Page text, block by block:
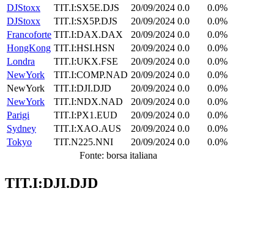
DJStoxx
TIT.I:SX5E.DJS 20/09/2024 0.0
0.0%
DJStoxx
TIT.I:SX5P.DJS 20/09/2024 0.0
0.0%
Francoforte TIT.I:DAX.DAX 20/09/2024 0.0
0.0%
HongKong TIT.I:HSI.HSN 20/09/2024 0.0
0.0%
Londra
TIT.I:UKX.FSE 20/09/2024 0.0
0.0%
NewYork
TIT.I:COMP.NAD 20/09/2024 0.0
0.0%
NewYork
TIT.I:DJI.DJD 20/09/2024 0.0
0.0%
NewYork
TIT.I:NDX.NAD 20/09/2024 0.0
0.0%
Parigi
TIT.I:PX1.EUD 20/09/2024 0.0
0.0%
Sydney
TIT.I:XAO.AUS 20/09/2024 0.0
0.0%
Tokyo
TIT.N225.NNI 20/09/2024 0.0
0.0%
Fonte: borsa italiana
TIT.I:DJI.DJD